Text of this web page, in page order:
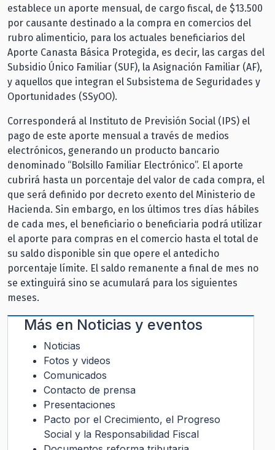
establece un aporte mensual, de cargo fiscal, de $13.500
por causante destinado a la compra en comercios del
rubro alimenticio, para los actuales beneficiarios del
Aporte Canasta Básica Protegida, es decir, las cargas del
Subsidio Único Familiar (SUF), la Asignación Familiar (AF),
y aquellos que integran el Subsistema de Seguridades y
Oportunidades (SSyOO).
Corresponderá al Instituto de Previsión Social (IPS) el
pago de este aporte mensual a través de medios
electrónicos, generando un producto bancario
denominado “Bolsillo Familiar Electrónico”. El aporte
cubrirá hasta un porcentaje del valor de cada compra, el
que será definido por decreto exento del Ministerio de
Hacienda. Sin embargo, en los últimos tres días hábiles
de cada mes, el beneficiario o beneficiaria podrá utilizar
el aporte para compras en el comercio hasta el total de
su saldo disponible sin que opere el antedicho
porcentaje límite. El saldo remanente a final de mes no
se extinguirá sino se acumulará para los siguientes
meses.
Más en Noticias y eventos
Noticias
Fotos y videos
Comunicados
Contacto de prensa
Presentaciones
Pacto por el Crecimiento, el Progreso
Social y la Responsabilidad Fiscal